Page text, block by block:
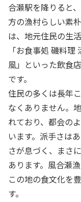
合瀬駅を降りると
方の漁村らしい素
は、地元住民の生
「お食事処 磯料
風」といった飲食
です。
住民の多くは長年
なくありません。
れており、都会の
います。派手さは
さが息づく、まさ
あります。風合瀬
この地の食文化を
す。